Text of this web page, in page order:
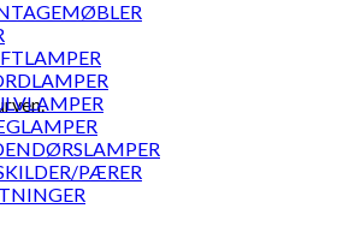
PÆRER